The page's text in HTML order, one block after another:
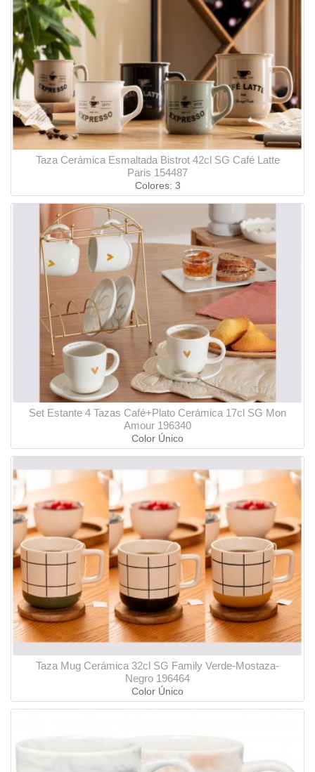
Taza Cerámica Esmaltada Bistrot 42cl SG Café Latte
Paris 154487
Colores: 3
Set Estante 4 Tazas Café+Plato Cerámica 17cl SG Mon
Amour 196340
Color Único
Taza Mug Cerámica 32cl SG Family Verde-Mostaza-
Negro 196464
Color Único